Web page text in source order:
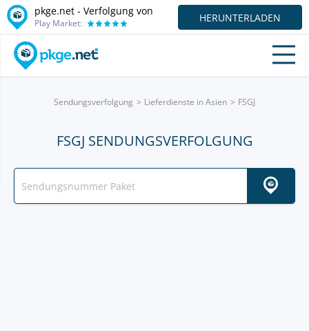
pkge.net - Verfolgung von
Play Market: HERUNTERLADEN
Sendungsverfolgung Lieferdienste in Asien FSGJ
FSGJ SENDUNGSVERFOLGUNG